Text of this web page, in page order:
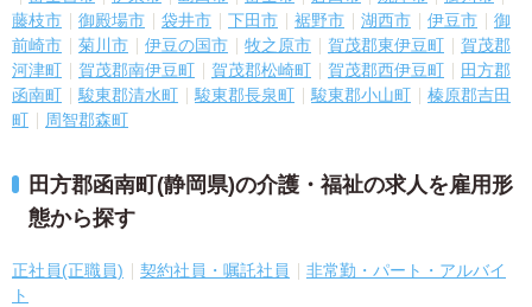
藤枝市
御殿場市 袋井市 下田市 裾野市 湖西市 伊豆市
御
前崎市
菊川市 伊豆の国市 牧之原市 賀茂郡東伊豆町
賀茂郡
河津町
賀茂郡南伊豆町 賀茂郡松崎町 賀茂郡西伊豆町
田方郡
函南町
駿東郡清水町 駿東郡長泉町 駿東郡小山町
榛原郡吉田
町
周智郡森町
田方郡函南町(静岡県)の介護・福祉の求人を雇用形
態から探す
正社員(正職員) 契約社員・嘱託社員
非常勤・パート・アルバイ
ト